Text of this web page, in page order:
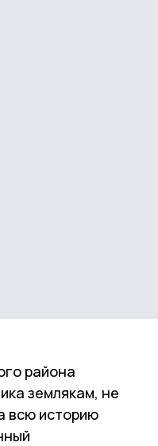
района
землякам, не
всю историю